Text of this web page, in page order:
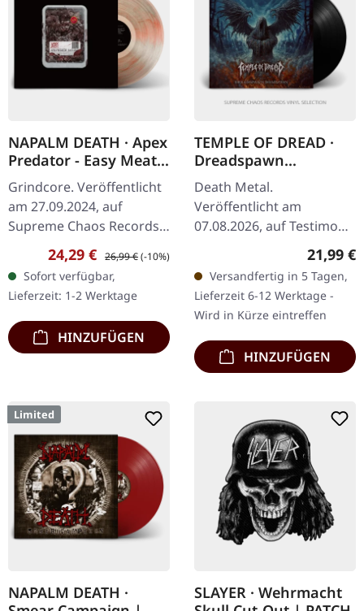
NAPALM DEATH · Apex
Predator - Easy Meat |
CLEAR RED BLACK
FLESH MARBLED LP
Grindcore. Veröffentlicht
am 27.09.2024, auf
Supreme Chaos Records.
Transparent Vinyl,
marmoriert mit Rot und
Schwarz, mit 4-seitigem
Booklet und…
Verkaufspreis:
24,29 € Regulärer Preis:
26,99 €(-10%)
Sofort verfügbar,
Lieferzeit: 1-2 Werktage
HINZUFÜGEN
TEMPLE OF DREAD ·
Dreadspawn
Dominion | BLACK LP
Death Metal.
Veröffentlicht am
07.08.2026, auf Testimony
Records. Schwarzes Vinyl
im Standard-Cover mit 2-
seitigem Insert. Temple
Of Dread haben mit…
21,99 €
Versandfertig in 5 Tagen,
Lieferzeit 6-12 Werktage -
Wird in Kürze eintreffen
HINZUFÜGEN
Limited
NAPALM DEATH ·
SLAYER · Wehrmacht